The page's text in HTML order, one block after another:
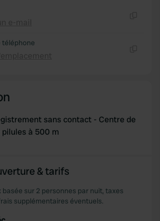
téléphone
sans contact - Centre de
à 500 m
& tarifs
basée sur 2 personnes par nuit, taxes
supplémentaires éventuels.